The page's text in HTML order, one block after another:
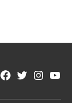
Facebook
Twitter